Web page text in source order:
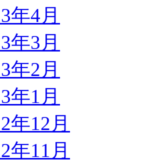
年4月
年3月
年2月
年1月
年12月
年11月